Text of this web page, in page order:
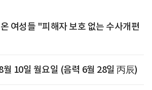
여성들 "피해자 보호 없는 수사개편
10일 월요일 (음력 6월 28일 丙辰)